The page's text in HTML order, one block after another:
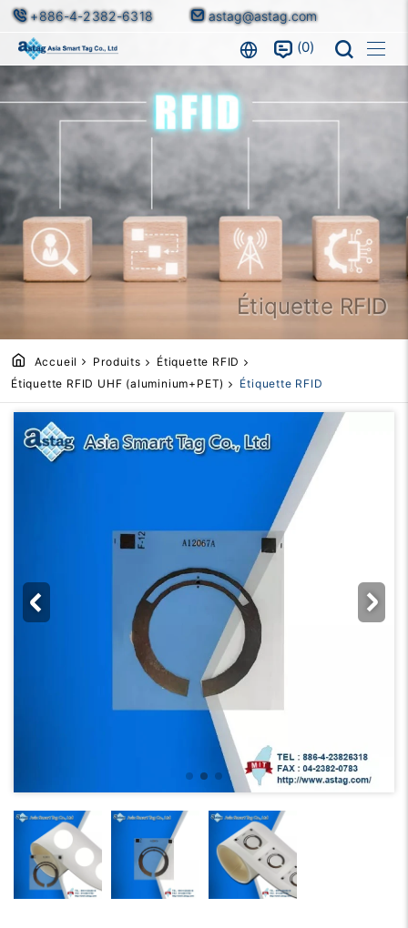
+886-4-2382-6318 astag@astag.com
0
Étiquette RFID
Accueil Produits
Étiquette RFID
Étiquette RFID UHF (aluminium+PET)
Étiquette RFID